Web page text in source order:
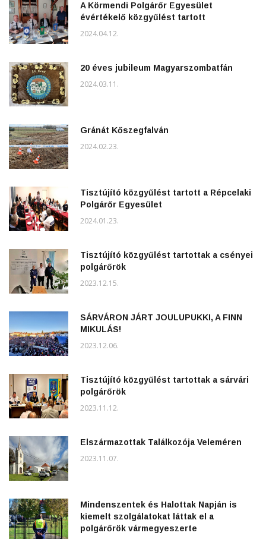
A Körmendi Polgárőr Egyesület
évértékelő közgyűlést tartott
2024.04.12.
20 éves jubileum Magyarszombatfán
2024.03.11.
Gránát Kőszegfalván
2024.02.23.
Tisztújító közgyűlést tartott a Répcelaki
Polgárőr Egyesület
2024.01.23.
Tisztújító közgyűlést tartottak a csényei
polgárőrök
2023.12.15.
SÁRVÁRON JÁRT JOULUPUKKI, A FINN
MIKULÁS!
2023.12.06.
Tisztújító közgyűlést tartottak a sárvári
polgárőrök
2023.11.12.
Elszármazottak Találkozója Veleméren
2023.11.07.
Mindenszentek és Halottak Napján is
kiemelt szolgálatokat láttak el a
polgárőrök vármegyeszerte